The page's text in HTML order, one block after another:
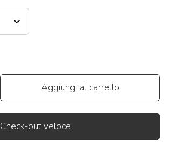
Aggiungi al carrello
Check-out veloce